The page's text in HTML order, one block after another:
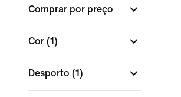
Comprar por preço
Cor (1)
Desporto (1)